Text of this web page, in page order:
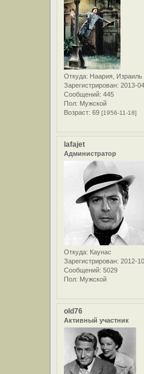
Откуда: Наария, Израиль
Зарегистрирован: 2013-
Сообщений: 445
Пол: Мужской
Возраст: 69[1956-11-18]
lafajet
Администратор
Откуда: Каунас
Зарегистрирован: 2012-
Сообщений: 5029
Пол: Мужской
old76
Активный участник